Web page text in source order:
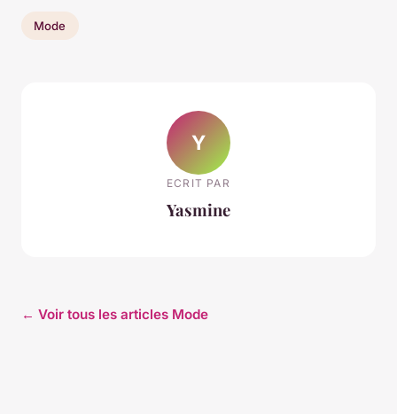
Mode
Y
ECRIT PAR
Yasmine
← Voir tous les articles Mode